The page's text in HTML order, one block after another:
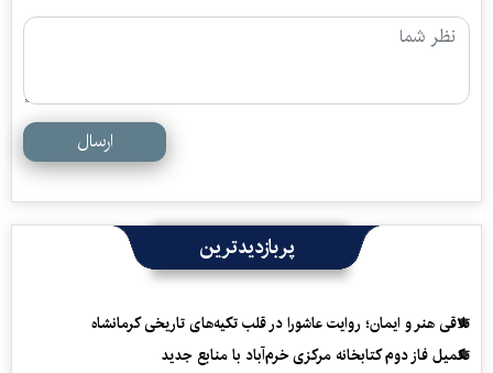
ارسال
پربازدیدترین
تلاقی هنر و ایمان؛ روایت عاشورا در قلب تکیه‌های تاریخی کرمانشاه
تکمیل فاز دوم کتابخانه مرکزی خرم‌آباد با منابع جدید